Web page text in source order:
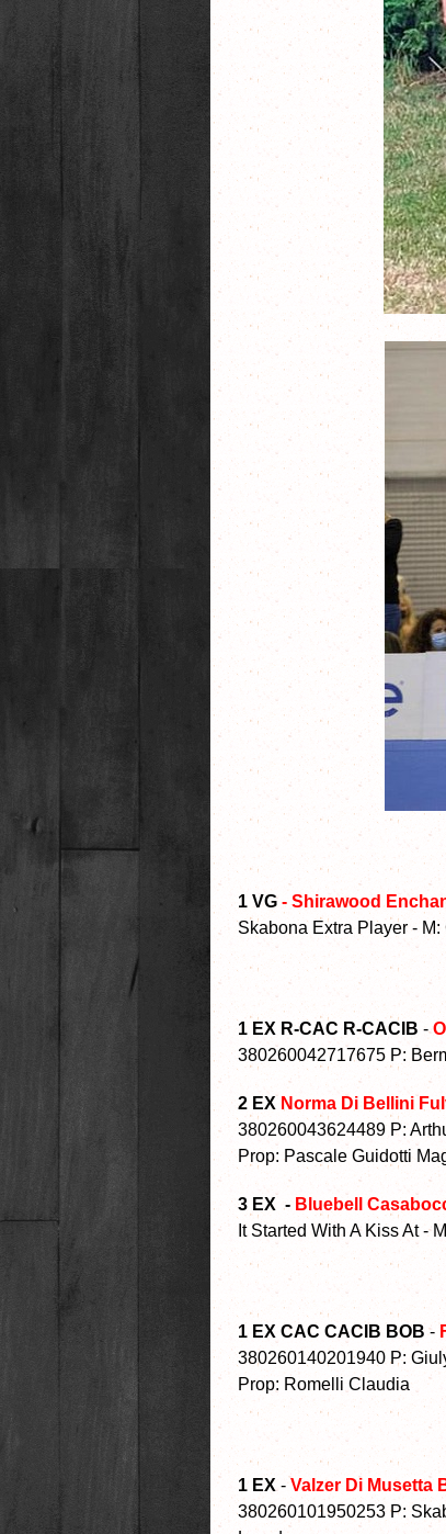
1 VG- Shirawood
Skabona Extra Player -
1 EX R-CAC R-CACIB-
380260042717675 P:
2 EX Norma Di Bellini
380260043624489 P:
Prop: Pascale Guidotti
3 EX - Bluebell
It Started With A Kiss At -
1 EX CAC CACIB BOB-
380260140201940 P:
Prop: Romelli Claudia
1 EX-Valzer Di Musetta
380260101950253 P: